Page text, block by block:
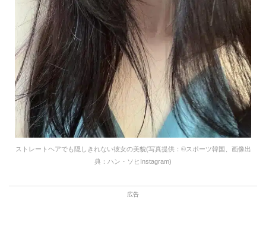
ストレートヘアでも隠しきれない彼女の美貌(写真提供：©スポーツ韓国、画像出
典：ハン・ソヒInstagram)